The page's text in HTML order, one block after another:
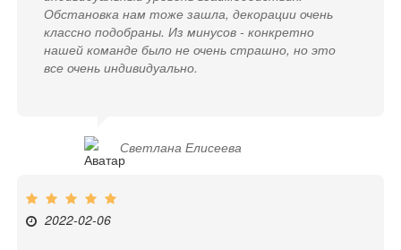
Обстановка нам тоже зашла, декорации очень
классно подобраны. Из минусов - конкретно
нашей команде было не очень страшно, но это
все очень индивидуально.
Светлана Елисеева
2022-02-06